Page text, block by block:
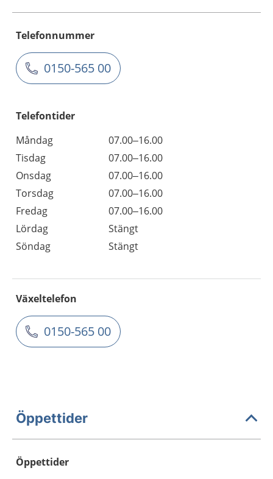
Telefonnummer
0150-565 00
Telefontider
Måndag
07.00–16.00
Tisdag
07.00–16.00
Onsdag
07.00–16.00
Torsdag
07.00–16.00
Fredag
07.00–16.00
Lördag
Stängt
Söndag
Stängt
Växeltelefon
0150-565 00
Öppettider
Öppettider